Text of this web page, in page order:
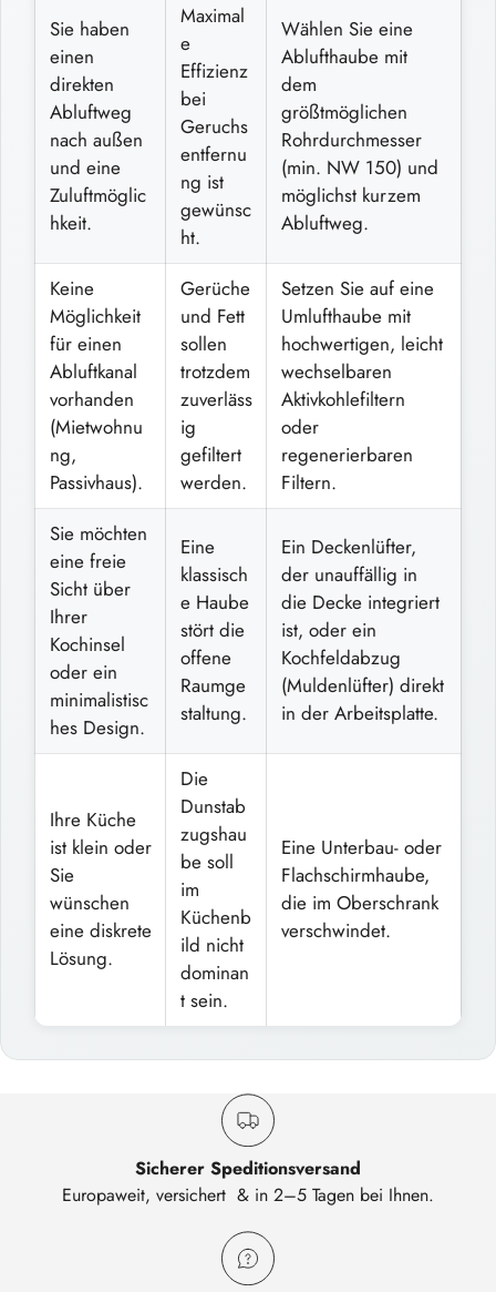
Sie haben
einen
direkten
Abluftweg
nach außen
und eine
Zuluftmöglic
hkeit.
Maximal
e
Effizienz
bei
Geruchs
entfernu
ng ist
gewünsc
ht.
Wählen Sie eine
Ablufthaube mit
dem
größtmöglichen
Rohrdurchmesser
(min. NW 150) und
möglichst kurzem
Abluftweg.
Keine
Möglichkeit
für einen
Abluftkanal
vorhanden
(Mietwohnu
ng,
Passivhaus).
Gerüche
und Fett
sollen
trotzdem
zuverläss
ig
gefiltert
werden.
Setzen Sie auf eine
Umlufthaube mit
hochwertigen, leicht
wechselbaren
Aktivkohlefiltern
oder
regenerierbaren
Filtern.
Sie möchten
eine freie
Sicht über
Ihrer
Kochinsel
oder ein
minimalistisc
hes Design.
Eine
klassisch
e Haube
stört die
offene
Raumge
staltung.
Ein Deckenlüfter,
der unauffällig in
die Decke integriert
ist, oder ein
Kochfeldabzug
(Muldenlüfter) direkt
in der Arbeitsplatte.
Ihre Küche
ist klein oder
Sie
wünschen
eine diskrete
Lösung.
Die
Dunstab
zugshau
be soll
im
Küchenb
ild nicht
dominan
t sein.
Eine Unterbau- oder
Flachschirmhaube,
die im Oberschrank
verschwindet.
Sicherer Speditionsversand
Europaweit, versichert & in 2–5 Tagen bei Ihnen.